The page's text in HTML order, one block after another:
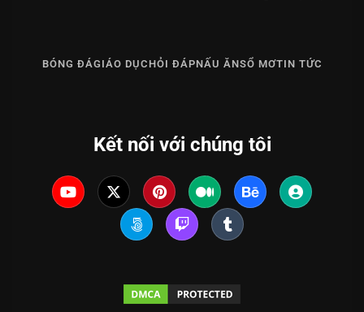
BÓNG ĐÁGIÁO DỤC HỎI ĐÁPNẤU ĂNSỔ MƠTIN TỨC
Kết nối với chúng tôi